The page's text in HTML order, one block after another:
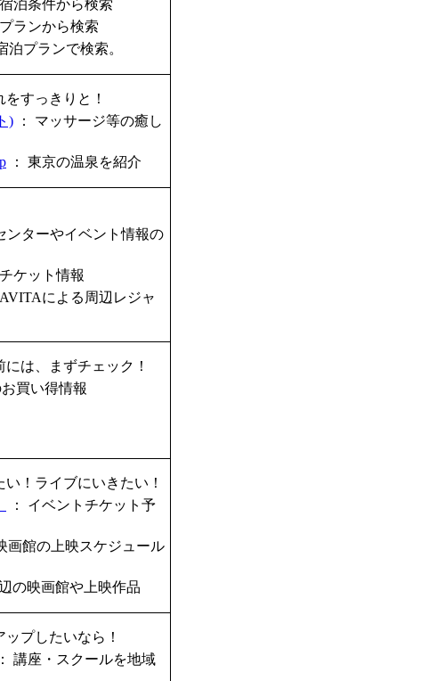
宿泊条件から検索
ランから検索
泊プランで検索。
すっきりと！
) ： マッサージ等の癒し
： 東京の温泉を紹介
ンターやイベント情報の
チケット情報
による周辺レジャ
は、まずチェック！
買い得情報
！ライブにいきたい！
： イベントチケット予
画館の上映スケジュール
の映画館や上映作品
プしたいなら！
： 講座・スクールを地域